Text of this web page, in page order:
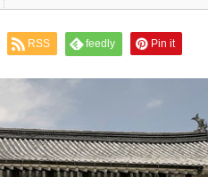
RSS feedly Pin it